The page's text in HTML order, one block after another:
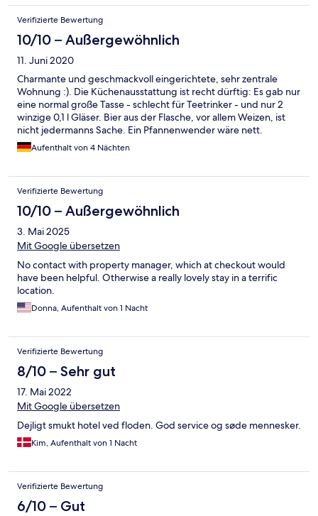
Verifizierte Bewertung
10/10 – Außergewöhnlich
11. Juni 2020
Charmante und geschmackvoll eingerichtete, sehr zentrale
Wohnung :). Die Küchenausstattung ist recht dürftig: Es gab nur
eine normal große Tasse - schlecht für Teetrinker - und nur 2
winzige 0,1 l Gläser. Bier aus der Flasche, vor allem Weizen, ist
nicht jedermanns Sache. Ein Pfannenwender wäre nett.
Aufenthalt von 4 Nächten
Verifizierte Bewertung
10/10 – Außergewöhnlich
3. Mai 2025
Mit Google übersetzen
No contact with property manager, which at checkout would
have been helpful. Otherwise a really lovely stay in a terrific
location.
Donna, Aufenthalt von 1 Nacht
Verifizierte Bewertung
8/10 – Sehr gut
17. Mai 2022
Mit Google übersetzen
Dejligt smukt hotel ved floden. God service og søde mennesker.
Kim, Aufenthalt von 1 Nacht
Verifizierte Bewertung
6/10 – Gut